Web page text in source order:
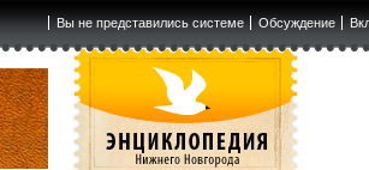
Вы не представились системе Обсуждение